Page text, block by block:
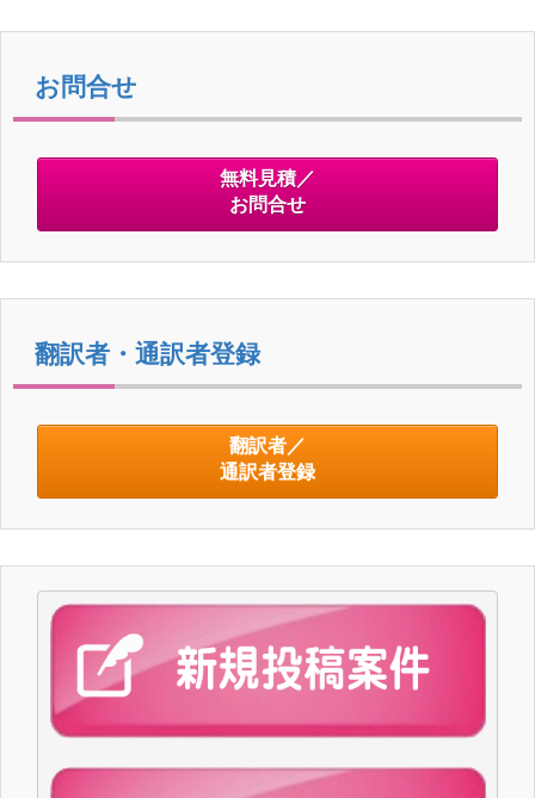
o
o
k
お問合せ
無料見積／
お問合せ
翻訳者・通訳者登録
翻訳者／
通訳者登録